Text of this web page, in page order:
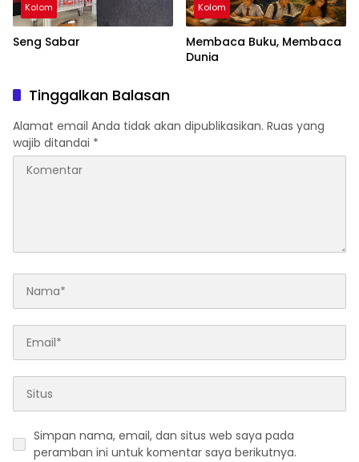
Kolom
Seng Sabar
Kolom
Membaca Buku, Membaca
Dunia
Tinggalkan Balasan
Alamat email Anda tidak akan dipublikasikan. Ruas yang
wajib ditandai *
Simpan nama, email, dan situs web saya pada
peramban ini untuk komentar saya berikutnya.